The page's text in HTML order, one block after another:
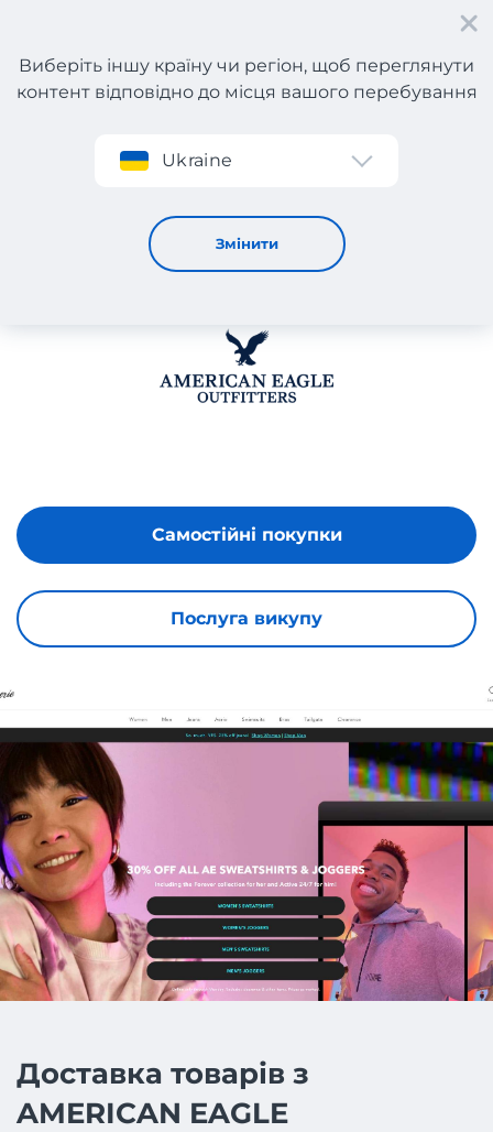
Реєстрація
Виберіть іншу країну чи регіон, щоб переглянути
контент відповідно до місця вашого перебування
Ukraine
Змінити
AMERICAN EAGLE OUTFITTERS
Послуга викупу
Самостійні покупки
Доставка товарів з
AMERICAN EAGLE